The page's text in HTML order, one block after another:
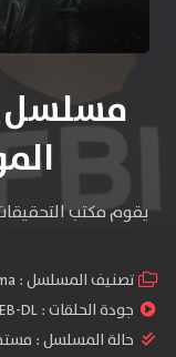
يقوم مكتب
تصنيف المسلسل :
جودة الحلقات :DL
حالة المسلسل :